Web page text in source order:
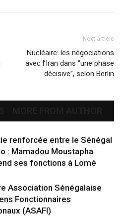
Next article
Nucléaire: les négociations
avec l’Iran dans “une phase
décisive”, selon Berlin
renforcée entre le Sénégal
: Mamadou Moustapha
ses fonctions à Lomé
Association Sénégalaise
Fonctionnaires
(ASAFI)